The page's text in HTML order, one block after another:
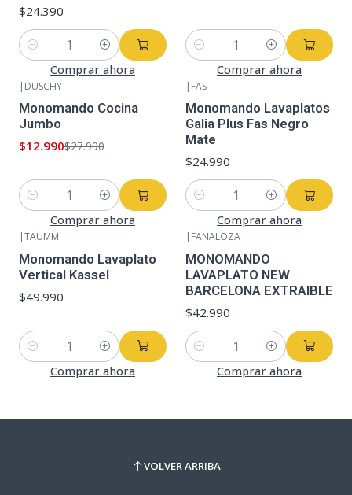
$24.390
Cantidad
Comprar ahora
Cantidad
Comprar ahora
| DUSCHY
Monomando Cocina
Jumbo
$12.990$27.990
Cantidad
Comprar ahora
| FAS
Monomando Lavaplatos
Galia Plus Fas Negro
Mate
$24.990
Cantidad
Comprar ahora
|TAUMM
Monomando Lavaplato
Vertical Kassel
$49.990
Cantidad
Comprar ahora
| FANALOZA
MONOMANDO
LAVAPLATO NEW
BARCELONA EXTRAIBLE
$42.990
Cantidad
Comprar ahora
VOLVER ARRIBA